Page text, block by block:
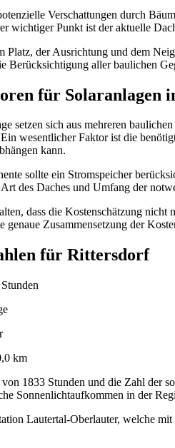
Verschattungen durch
wichtiger Punkt ist der aktuelle
der Ausrichtung und dem
Berücksichtigung aller baulichen
für Solaranlagen
setzen sich aus mehreren
wesentlicher Faktor ist die
kann.
sollte ein Stromspeicher
des Daches und Umfang der
dass die Kostenschätzung
Zusammensetzung der
für Rittersdorf
km
1833 Stunden und die Zahl der
Sonnenlichtaufkommen in der
Lautertal-Oberlauter, welche